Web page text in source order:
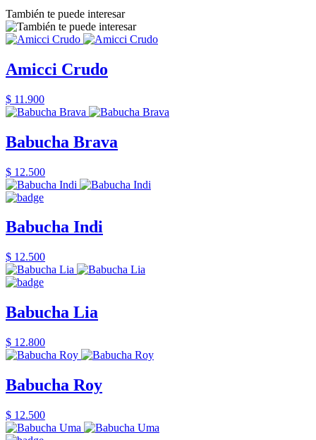
También te puede interesar
Amicci Crudo
$ 11.900
Babucha Brava
$ 12.500
Babucha Indi
$ 12.500
Babucha Lia
$ 12.800
Babucha Roy
$ 12.500